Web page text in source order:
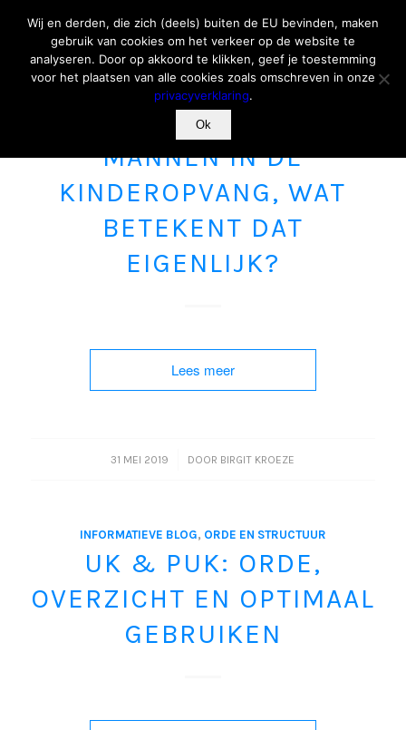
PEDAGOGISCH MEDEWERKER
MANNEN IN DE
KINDEROPVANG, WAT
BETEKENT DAT
EIGENLIJK?
Lees meer
31 MEI 2019 DOOR BIRGIT KROEZE
INFORMATIEVE BLOG, ORDE EN STRUCTUUR
UK & PUK: ORDE,
OVERZICHT EN OPTIMAAL
GEBRUIKEN
Wij en derden, die zich (deels) buiten de EU bevinden, maken
gebruik van cookies om het verkeer op de website te
analyseren. Door op akkoord te klikken, geef je toestemming
voor het plaatsen van alle cookies zoals omschreven in onze
privacyverklaring.
Ok